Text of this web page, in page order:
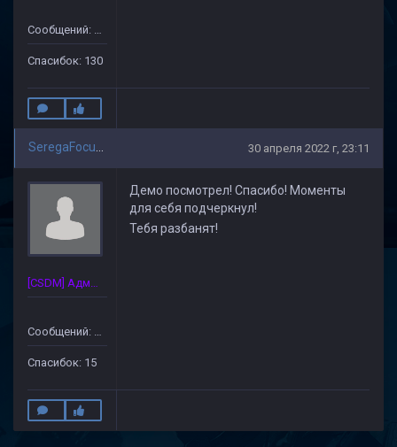
Сообщений: 632
Спасибок: 130
30 апреля 2022 г, 23:11
[CSDM] Администратор
Сообщений: 89
Спасибок: 15
Демо посмотрел! Спасибо! Моменты
для себя подчеркнул!
Тебя разбанят!